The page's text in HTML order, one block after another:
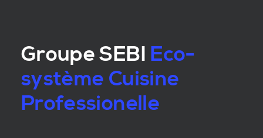
Groupe SEBI Eco-
système Cuisine
Professionelle